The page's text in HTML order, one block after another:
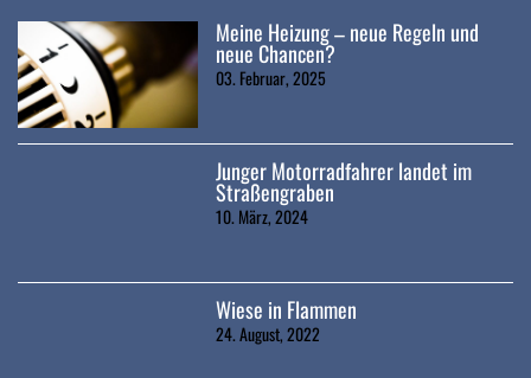
Meine Heizung – neue Regeln und
neue Chancen?
03. Februar, 2025
Junger Motorradfahrer landet im
Straßengraben
10. März, 2024
Wiese in Flammen
24. August, 2022